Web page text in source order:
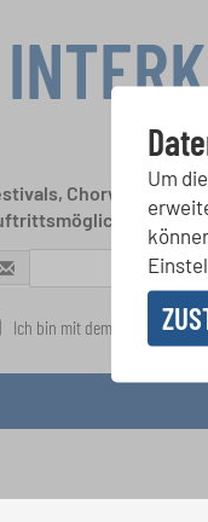
Um
Ich bin mit dem Erhalt des